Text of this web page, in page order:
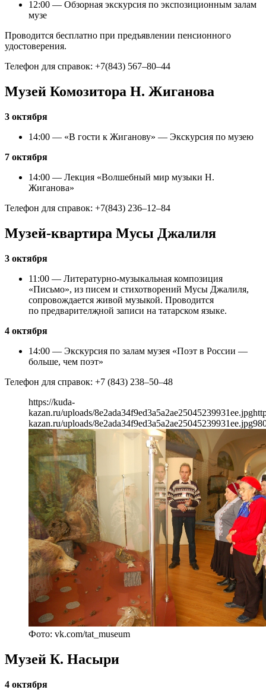
12:00 — Обзорная экскурсия по экспозиционным залам
музе
Проводится бесплатно при предъявлении пенсионного
удостоверения.
Телефон для справок: +7(843) 567–80–44
Музей Комозитора Н. Жиганова
3 октября
14:00 — «В гости к Жиганову» — Экскурсия по музею
7 октября
14:00 — Лекция «Волшебный мир музыки Н.
Жиганова»
Телефон для справок: +7(843) 236–12–84
Музей-квартира Мусы Джалиля
3 октября
11:00 — Литературно-музыкальная композиция
«Письмо», из писем и стихотворений Мусы Джалиля,
сопровождается живой музыкой. Проводится
по предварителҗной записи на татарском языке.
4 октября
14:00 — Экскурсия по залам музея «Поэт в России —
больше, чем поэт»
Телефон для справок: +7 (843) 238–50–48
https://kuda-
kazan.ru/uploads/8e2ada34f9ed3a5a2ae25045239931ee.jpg
kazan.ru/uploads/8e2ada34f9ed3a5a2ae25045239931ee.jpg
Фото: vk.com/tat_museum
Музей К. Насыри
4 октября